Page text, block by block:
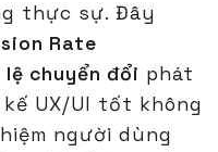
thực sự. Đây
Rate
chuyển đổi phát
UX/UI tốt không
người dùng